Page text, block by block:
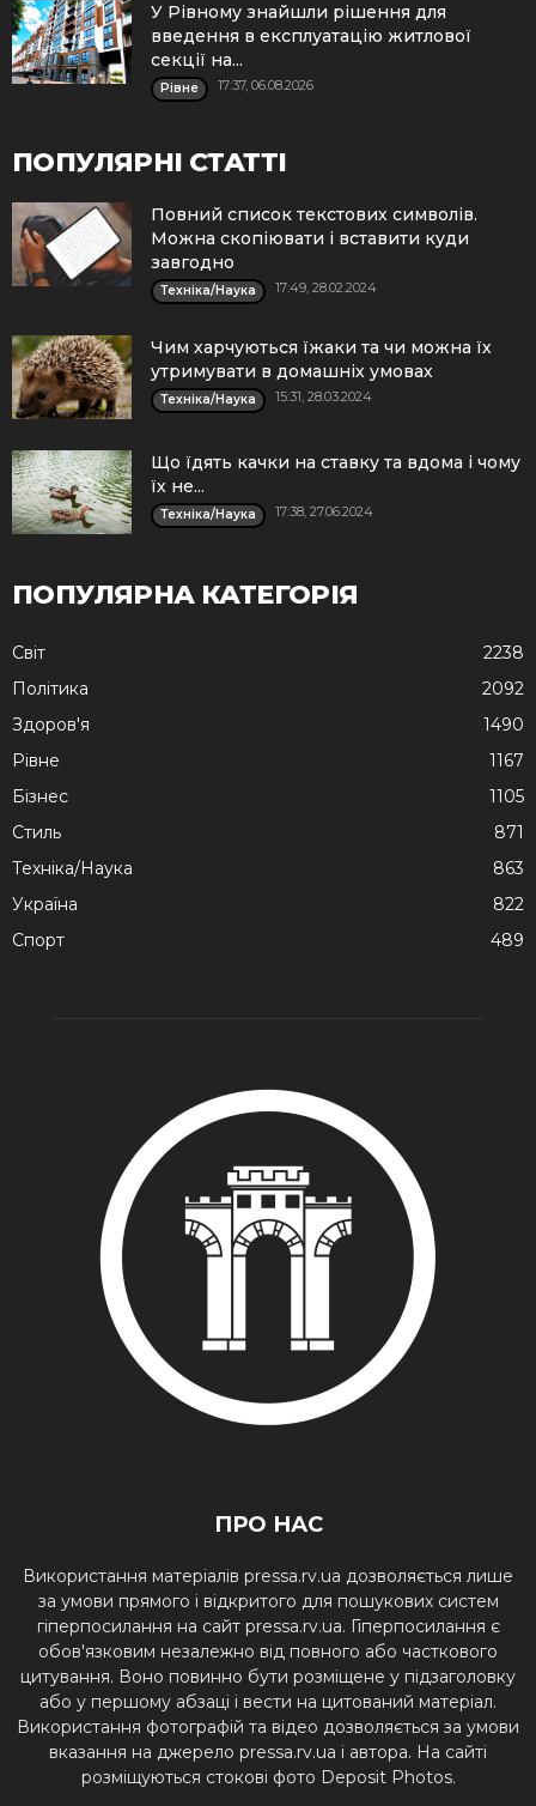
У Рівному знайшли рішення для
введення в експлуатацію житлової
секції на...
Рівне 17:37, 06.08.2026
ПОПУЛЯРНІ СТАТТІ
Повний список текстових символів.
Можна скопіювати і вставити куди
завгодно
Техніка/Наука 17:49, 28.02.2024
Чим харчуються їжаки та чи можна їх
утримувати в домашніх умовах
Техніка/Наука 15:31, 28.03.2024
Що їдять качки на ставку та вдома і чому
їх не...
Техніка/Наука 17:38, 27.06.2024
ПОПУЛЯРНА КАТЕГОРІЯ
Cвіт
2238
Політика
2092
Здоров'я
1490
Рівне
1167
Бізнес
1105
Стиль
871
Техніка/Наука
863
Україна
822
Спорт
489
ПРО НАС
Використання матеріалів pressa.rv.ua дозволяється лише
за умови прямого і відкритого для пошукових систем
гіперпосилання на сайт pressa.rv.ua. Гіперпосилання є
обов'язковим незалежно від повного або часткового
цитування. Воно повинно бути розміщене у підзаголовку
або у першому абзаці і вести на цитований матеріал.
Використання фотографій та відео дозволяється за умови
вказання на джерело pressa.rv.ua і автора. На сайті
розміщуються стокові фото Deposit Photos.